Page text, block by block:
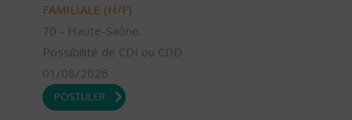
FAMILIALE (H/F)
70 - Haute-Saône
Possibilité de CDI ou CDD
01/08/2026
POSTULER